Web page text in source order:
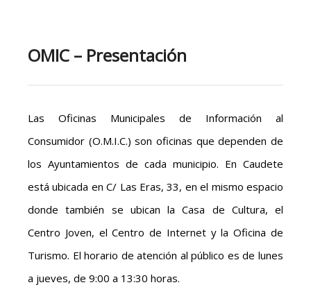
OMIC – Presentación
Las Oficinas Municipales de Información al
Consumidor (O.M.I.C.) son oficinas que dependen de
los Ayuntamientos de cada municipio. En Caudete
está ubicada en C/ Las Eras, 33, en el mismo espacio
donde también se ubican la Casa de Cultura, el
Centro Joven, el Centro de Internet y la Oficina de
Turismo. El horario de atención al público es de lunes
a jueves, de 9:00 a 13:30 horas.